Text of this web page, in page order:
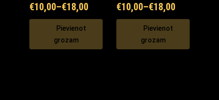
€10,00–€18,00
Pievienot
grozam
€10,00–€18,00
Pievienot
grozam
Maxi Mārupe Asistents